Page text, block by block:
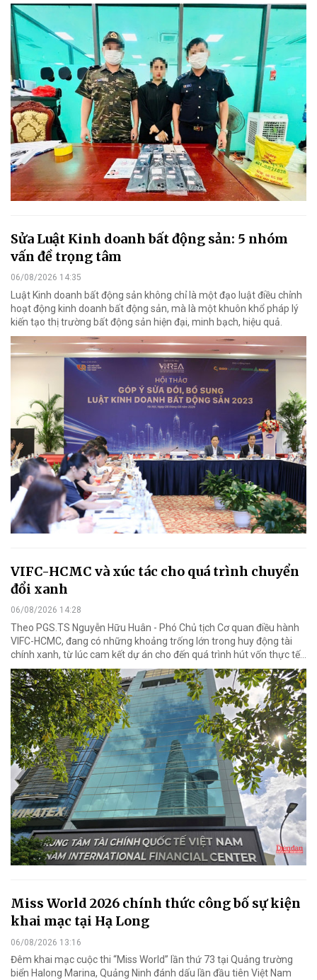
Sửa Luật Kinh doanh bất động sản: 5 nhóm
vấn đề trọng tâm
06/08/2026 14:35
Luật Kinh doanh bất động sản không chỉ là một đạo luật điều chỉnh
hoạt động kinh doanh bất động sản, mà là một khuôn khổ pháp lý
kiến tạo thị trường bất động sản hiện đại, minh bạch, hiệu quả.
VIFC-HCMC và xúc tác cho quá trình chuyển
đổi xanh
06/08/2026 14:28
Theo PGS.TS Nguyễn Hữu Huân - Phó Chủ tịch Cơ quan điều hành
VIFC-HCMC, đang có những khoảng trống lớn trong huy động tài
chính xanh, từ lúc cam kết dự án cho đến quá trình hút vốn thực tế...
Miss World 2026 chính thức công bố sự kiện
khai mạc tại Hạ Long
06/08/2026 13:16
Đêm khai mạc cuộc thi “Miss World” lần thứ 73 tại Quảng trường
biển Halong Marina, Quảng Ninh đánh dấu lần đầu tiên Việt Nam